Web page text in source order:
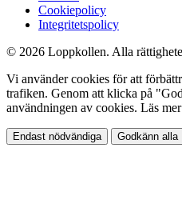
Cookiepolicy
Integritetspolicy
© 2026 Loppkollen. Alla
Vi använder cookies för att
trafiken. Genom att klicka på
användningen av cookies. Läs
Endast nödvändiga Godkänn alla